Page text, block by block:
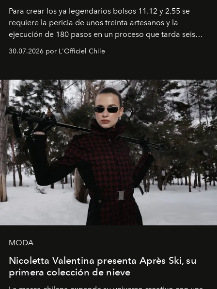
Para crear los ya legendarios bolsos 11.12 y 2.55 se
requiere la pericia de unos treinta artesanos y la
ejecución de 180 pasos en un proceso que tarda seis
que se enseña solamente en la escuela de formación de
30.07.2026 por L'Officiel Chile
MODA
Nicoletta Valentina presenta Après Ski, su
primera colección de nieve